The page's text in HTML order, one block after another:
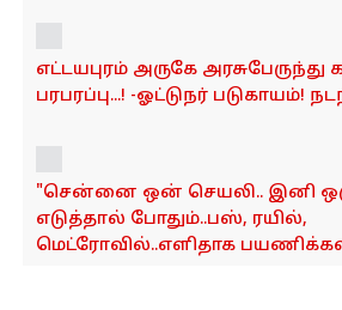
எட்டயபுரம் அருகே அரசுபேருந்து
பரபரப்பு...! -ஓட்டுநர் படுகாயம்!
"சென்னை ஒன் செயலி.. இனி
எடுத்தால் போதும்..பஸ், ரயில்,
மெட்ரோவில்..எளிதாக